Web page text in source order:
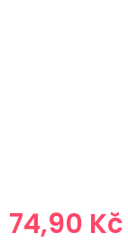
74,90 Kč